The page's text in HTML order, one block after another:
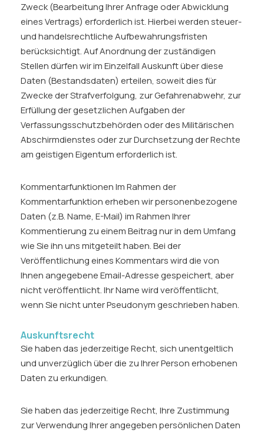
Zweck (Bearbeitung Ihrer Anfrage oder Abwicklung
eines Vertrags) erforderlich ist. Hierbei werden steuer-
und handelsrechtliche Aufbewahrungsfristen
berücksichtigt. Auf Anordnung der zuständigen
Stellen dürfen wir im Einzelfall Auskunft über diese
Daten (Bestandsdaten) erteilen, soweit dies für
Zwecke der Strafverfolgung, zur Gefahrenabwehr, zur
Erfüllung der gesetzlichen Aufgaben der
Verfassungsschutzbehörden oder des Militärischen
Abschirmdienstes oder zur Durchsetzung der Rechte
am geistigen Eigentum erforderlich ist.
Kommentarfunktionen Im Rahmen der
Kommentarfunktion erheben wir personenbezogene
Daten (z.B. Name, E-Mail) im Rahmen Ihrer
Kommentierung zu einem Beitrag nur in dem Umfang
wie Sie ihn uns mitgeteilt haben. Bei der
Veröffentlichung eines Kommentars wird die von
Ihnen angegebene Email-Adresse gespeichert, aber
nicht veröffentlicht. Ihr Name wird veröffentlicht,
wenn Sie nicht unter Pseudonym geschrieben haben.
Auskunftsrecht
Sie haben das jederzeitige Recht, sich unentgeltlich
und unverzüglich über die zu Ihrer Person erhobenen
Daten zu erkundigen.
Sie haben das jederzeitige Recht, Ihre Zustimmung
zur Verwendung Ihrer angegeben persönlichen Daten